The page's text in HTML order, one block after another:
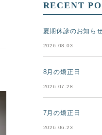
RECENT
夏期休診のお知ら
2026.08.03
8月の矯正日
2026.07.28
7月の矯正日
2026.06.23